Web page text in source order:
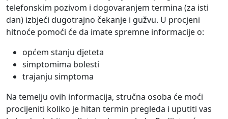
telefonskim pozivom i dogovaranjem termina (za isti
dan) izbjeći dugotrajno čekanje i gužvu. U procjeni
hitnoće pomoći će da imate spremne informacije o:
općem stanju djeteta
simptomima bolesti
trajanju simptoma
Na temelju ovih informacija, stručna osoba će moći
procijeniti koliko je hitan termin pregleda i uputiti vas